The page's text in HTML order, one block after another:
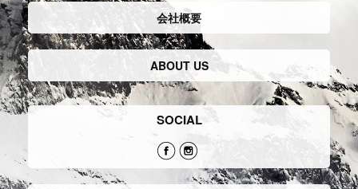
会社概要
ABOUT US
SOCIAL